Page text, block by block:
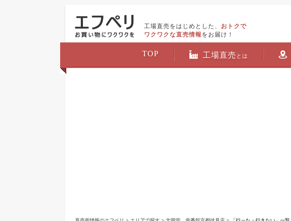
工場直売をはじめとした、 おトクで
ワクワクな直売情報 をお届け！
TOP 工場直売 とは